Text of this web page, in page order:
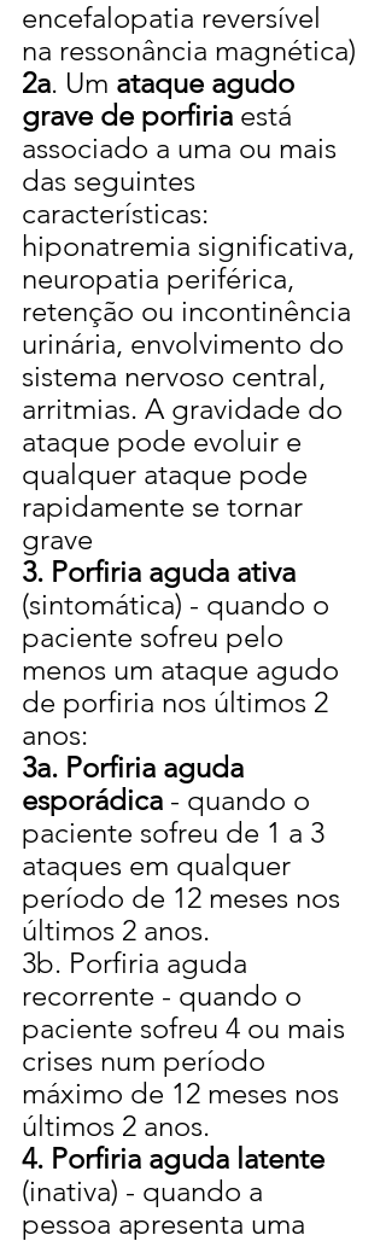
encefalopatia reversível
na ressonância magnética)
2a. Um ataque agudo
grave de porfiria está
associado a uma ou mais
das seguintes
características:
hiponatremia significativa,
neuropatia periférica,
retenção ou incontinência
urinária, envolvimento do
sistema nervoso central,
arritmias. A gravidade do
ataque pode evoluir e
qualquer ataque pode
rapidamente se tornar
grave
3. Porfiria aguda ativa
(sintomática) - quando o
paciente sofreu pelo
menos um ataque agudo
de porfiria nos últimos 2
anos:
3a. Porfiria aguda
esporádica - quando o
paciente sofreu de 1 a 3
ataques em qualquer
período de 12 meses nos
últimos 2 anos.
3b. Porfiria aguda
recorrente - quando o
paciente sofreu 4 ou mais
crises num período
máximo de 12 meses nos
últimos 2 anos.
4. Porfiria aguda latente
(inativa) - quando a
pessoa apresenta uma